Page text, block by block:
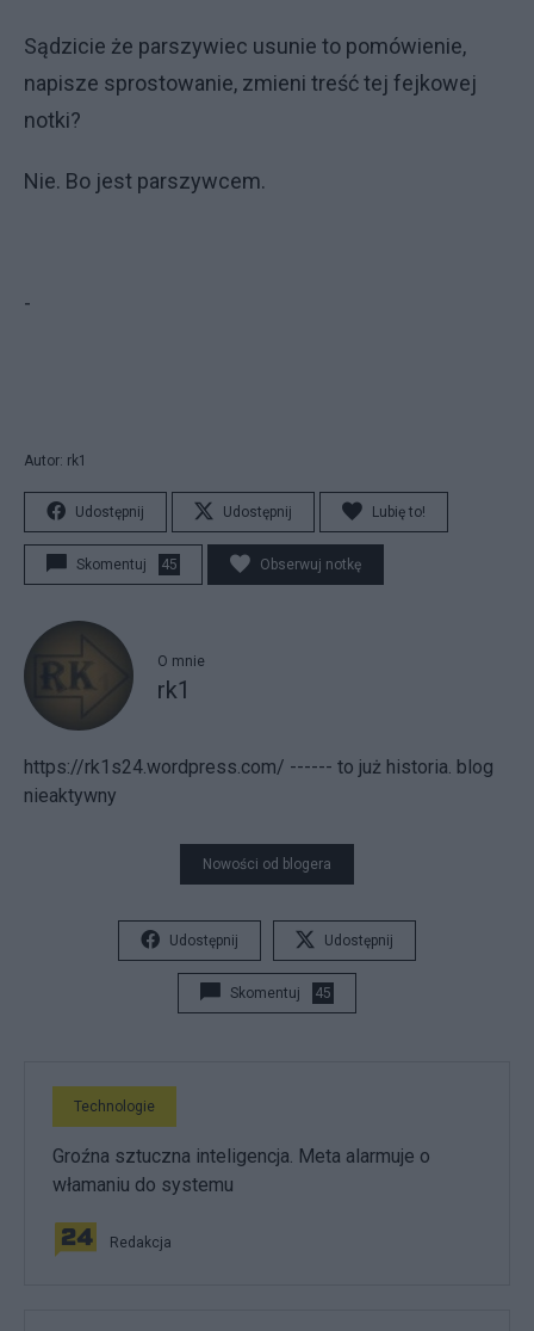
Sądzicie że parszywiec usunie to pomówienie,
napisze sprostowanie, zmieni treść tej fejkowej
notki?
Nie. Bo jest parszywcem.
-
Autor: rk1
Udostępnij Udostępnij Lubię to!
Skomentuj 45 Obserwuj notkę
O mnie
rk1
https://rk1s24.wordpress.com/ ------ to już historia. blog
nieaktywny
Nowości od blogera
Udostępnij Udostępnij
Skomentuj 45
Technologie
Groźna sztuczna inteligencja. Meta alarmuje o
włamaniu do systemu
Redakcja